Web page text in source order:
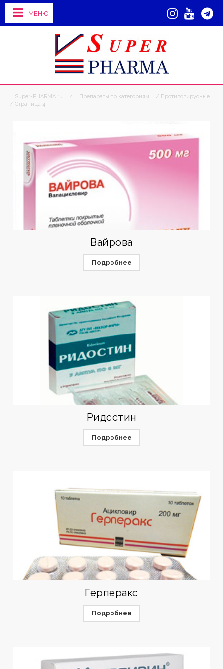
МЕНЮ
Super-PHARMA.ru / Препараты по категориям
/ Противовирусные
/ Страница 4
Вайрова
Подробнее
Ридостин
Подробнее
Герперакс
Подробнее